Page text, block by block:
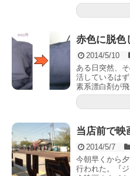
赤色に脱色
2014/5/10
ある日突然、
活しているは
素系漂白剤が
当店前で映
2014/5/7
今朝早くから
行われた。『